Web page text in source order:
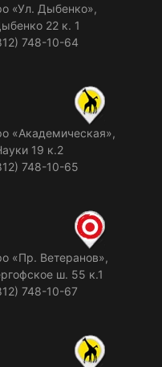
«Ул. Дыбенко»,
22 к. 1
748-10-64
«Академическая»,
19 к.2
748-10-65
«Пр. Ветеранов»,
ш. 55 к.1
748-10-67